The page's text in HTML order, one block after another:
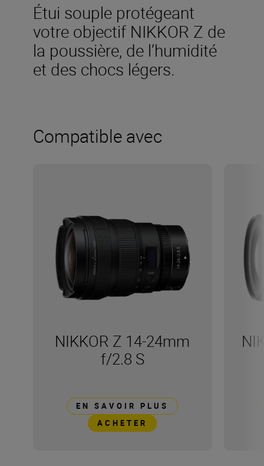
Étui souple protégeant
votre objectif NIKKOR Z de
la poussière, de l’humidité
et des chocs légers.
Compatible avec
NIKKOR Z 14-24mm
f/2.8 S
EN SAVOIR PLUS
ACHETER